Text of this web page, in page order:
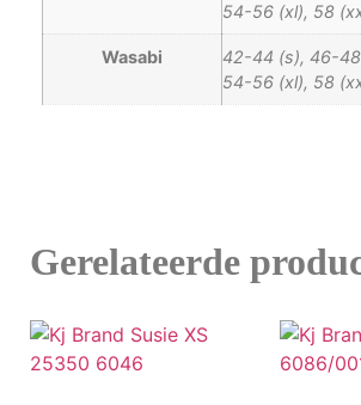
54-56 (xl), 58
Wasabi
42-44 (s), 46-
54-56 (xl), 58
Gerelateerde